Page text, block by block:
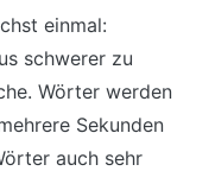
einmal:
schwerer zu
Wörter werden
Sekunden
auch sehr